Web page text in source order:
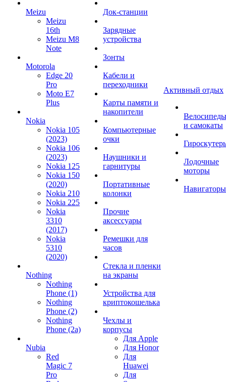
Meizu
Meizu
16th
Meizu M8
Note
Motorola
Edge 20
Pro
Moto E7
Plus
Nokia
Nokia 105
(2023)
Nokia 106
(2023)
Nokia 125
Nokia 150
(2020)
Nokia 210
Nokia 225
Nokia
3310
(2017)
Nokia
5310
(2020)
Nothing
Nothing
Phone (1)
Nothing
Phone (2)
Nothing
Phone (2a)
Nubia
Red
Magic 7
Pro
Док-станции
Зарядные
устройства
Зонты
Кабели и
переходники
Карты памяти и
накопители
Компьютерные
очки
Наушники и
гарнитуры
Портативные
колонки
Прочие
аксессуары
Ремешки для
часов
Стекла и пленки
на экраны
Устройства для
криптокошелька
Чехлы и
корпусы
Для Apple
Для Honor
Для
Huawei
Для
Активный отдых
Велосипеды
и самокаты
Лодочные
моторы
Навигаторы